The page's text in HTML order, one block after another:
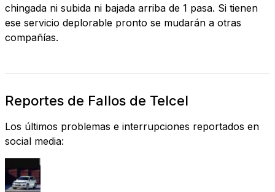
chingada ni subida ni bajada arriba de 1 pasa. Si tienen
ese servicio deplorable pronto se mudarán a otras
compañías.
Reportes de Fallos de Telcel
Los últimos problemas e interrupciones reportados en
social media: